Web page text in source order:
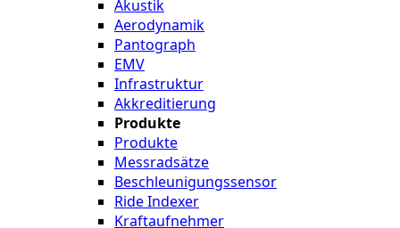
Akustik
Aerodynamik
Pantograph
EMV
Infrastruktur
Akkreditierung
Produkte
Produkte
Messradsätze
Beschleunigungssensor
Ride Indexer
Kraftaufnehmer